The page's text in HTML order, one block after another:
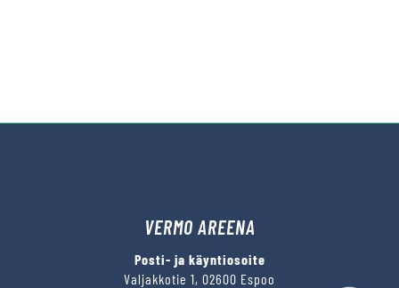
VERMO AREENA
Posti- ja käyntiosoite
Valjakkotie 1, 02600 Espoo